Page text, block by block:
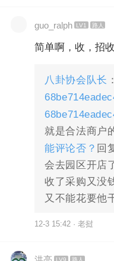
guo_ralph LV1 路人
简单啊，收，招
八卦协会队长
就是合法商户
能评论否？ 回
会去园区开店
收了采购又没
又不能花要他
12-3 15:42 · 老挝